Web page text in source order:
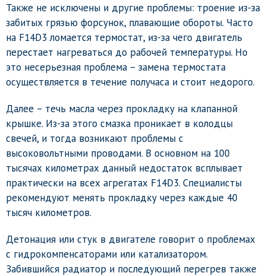
Также не исключены и другие проблемы: троение из-за
забитых грязью форсунок, плавающие обороты. Часто
на F14D3 ломается термостат, из-за чего двигатель
перестает нагреваться до рабочей температуры. Но
это несерьезная проблема – замена термостата
осуществляется в течение получаса и стоит недорого.
Далее – течь масла через прокладку на клапанной
крышке. Из-за этого смазка проникает в колодцы
свечей, и тогда возникают проблемы с
высоковольтными проводами. В основном на 100
тысячах километрах данный недостаток всплывает
практически на всех агрегатах F14D3. Специалисты
рекомендуют менять прокладку через каждые 40
тысяч километров.
Детонация или стук в двигателе говорит о проблемах
с гидрокомпенсаторами или катализатором.
Забившийся радиатор и последующий перегрев также